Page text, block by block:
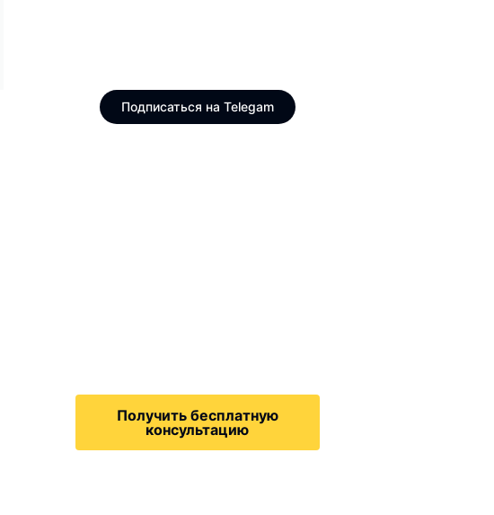
Подписаться на Telegam
Получить бесплатную
консультацию